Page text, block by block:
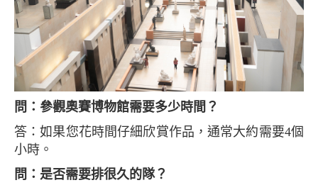
問：參觀奧賽博物館需要多少時間？
答：如果您花時間仔細欣賞作品，通常大約需要4個
小時。
問：是否需要排很久的隊？